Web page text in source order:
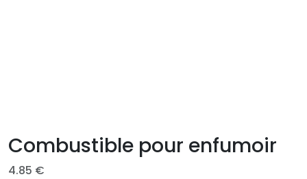
Combustible pour enfumoir
4.85 €